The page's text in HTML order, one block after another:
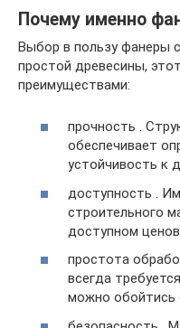
Почему именно
Выбор в пользу фанеры
простой древесины,
преимуществами:
прочность .
обеспечивает
устойчивость к
доступность .
строительного
доступном
простота
всегда
можно обойтись